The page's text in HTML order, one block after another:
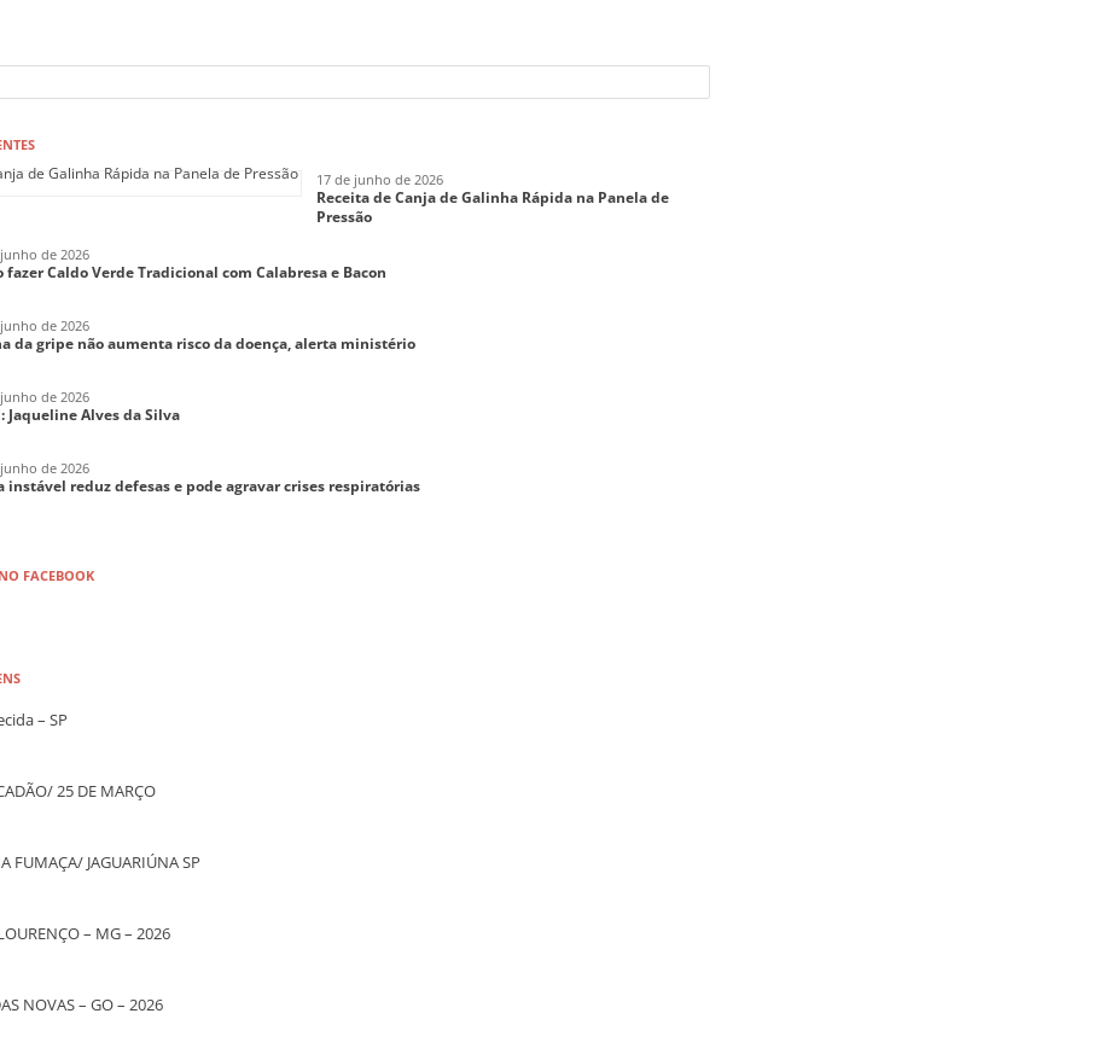
17 de junho de 2026
Receita de Canja de Galinha Rápida na Panela de
Pressão
de 2026
fazer Caldo Verde Tradicional com Calabresa e Bacon
de 2026
da gripe não aumenta risco da doença, alerta ministério
de 2026
Jaqueline Alves da Silva
de 2026
instável reduz defesas e pode agravar crises respiratórias
FACEBOOK
– SP
25 DE MARÇO
FUMAÇA/ JAGUARIÚNA SP
– MG – 2026
NOVAS – GO – 2026